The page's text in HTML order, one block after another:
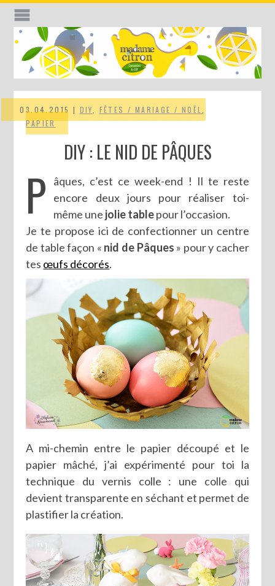
03.04.2015 | DIY FÊTES / MARIAGE / NOËL
PAPIER
DIY : LE NID DE PÂQUES
P
âques, c’est ce week-end ! Il te reste
encore deux jours pour réaliser toi-
même une jolie tablepour l’occasion.
Je te propose ici de confectionner un centre
de table façon « nid de Pâques » pour y cacher
tes œufs décorés.
A mi-chemin entre le papier découpé et le
papier mâché, j’ai expérimenté pour toi la
technique du vernis colle : une colle qui
devient transparente en séchant et permet de
plastifier la création.